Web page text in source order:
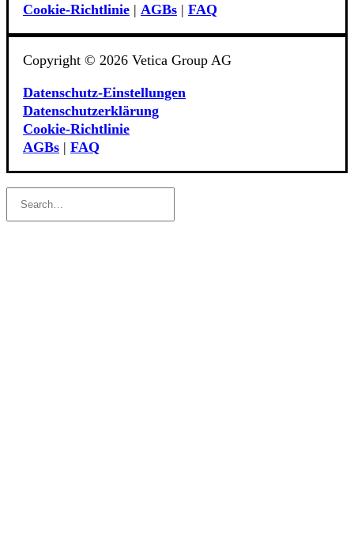
Cookie‑Richtlinie | AGBs | FAQ
Copyright © 2026 Vetica Group AG
Datenschutz-Einstellungen
Datenschutzerklärung
Cookie‑Richtlinie
AGBs | FAQ